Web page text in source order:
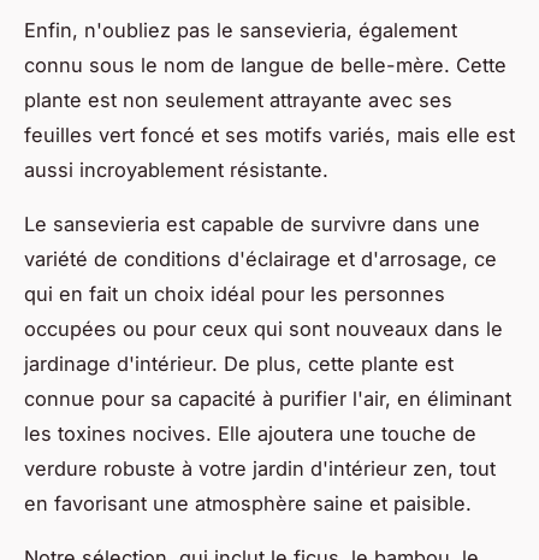
Enfin, n'oubliez pas le sansevieria, également
connu sous le nom de langue de belle-mère. Cette
plante est non seulement attrayante avec ses
feuilles vert foncé et ses motifs variés, mais elle est
aussi incroyablement résistante.
Le sansevieria est capable de survivre dans une
variété de conditions d'éclairage et d'arrosage, ce
qui en fait un choix idéal pour les personnes
occupées ou pour ceux qui sont nouveaux dans le
jardinage d'intérieur. De plus, cette plante est
connue pour sa capacité à purifier l'air, en éliminant
les toxines nocives. Elle ajoutera une touche de
verdure robuste à votre jardin d'intérieur zen, tout
en favorisant une atmosphère saine et paisible.